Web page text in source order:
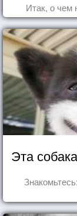
Итак, о чем
Эта